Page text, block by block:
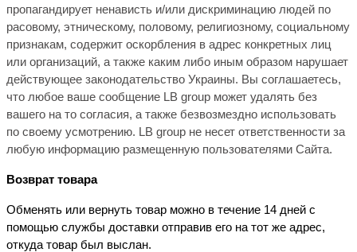
пропагандирует ненависть и/или дискриминацию людей по
расовому, этническому, половому, религиозному, социальному
признакам, содержит оскорбления в адрес конкретных лиц
или организаций, а также каким либо иным образом нарушает
действующее законодательство Украины. Вы соглашаетесь,
что любое ваше сообщение LB group может удалять без
вашего на то согласия, а также безвозмездно использовать
по своему усмотрению. LB group не несет ответственности за
любую информацию размещенную пользователями Сайта.
Возврат товара
Обменять или вернуть товар можно в течение 14 дней с
помощью службы доставки отправив его на тот же адрес,
откуда товар был выслан.